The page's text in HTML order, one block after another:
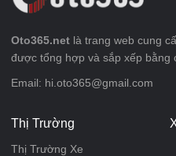
Oto365.net là trang web cung
được tổng hợp và sắp xếp bằng
Email: hi.oto365@gmail.com
Thị Trường
Thị Trường Xe